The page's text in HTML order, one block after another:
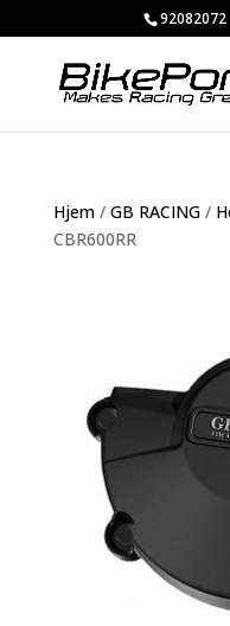
92082072
Hjem/ GB RACING/
CBR600RR